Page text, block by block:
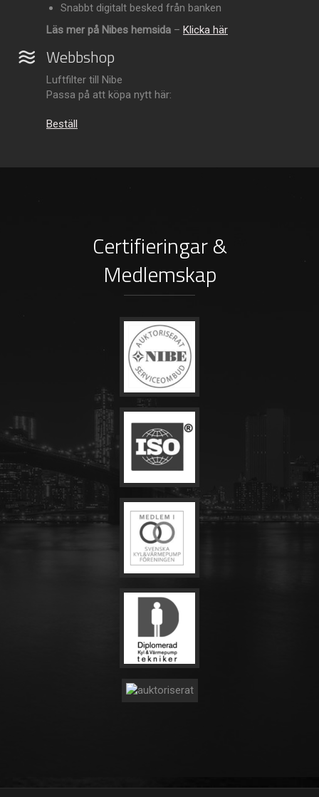
Snabbt digitalt besked från banken
Läs mer på Nibes hemsida – Klicka här
Webbshop
Luftfilter till Nibe
Passa på att köpa nytt här:
Beställ
Certifieringar &
Medlemskap